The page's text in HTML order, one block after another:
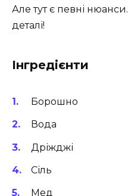
Але тут є певні
деталі!
Інгредієнти
Борошно
Вода
Дріжджі
Сіль
Мед